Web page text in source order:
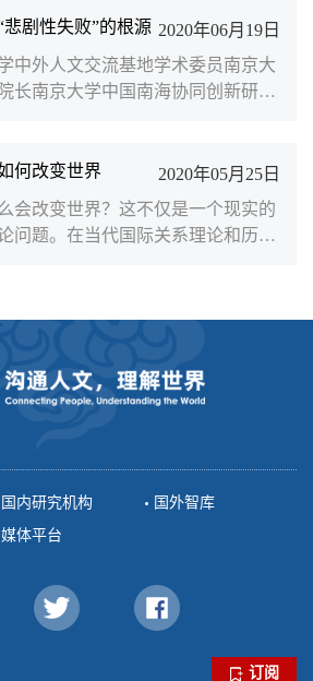
一场新的地区军事冲突。然而，西
忧虑并不取决于中国对外关系的话
中国对自身外交与国际行动的判断
系本身就是一种复杂的社会关系，
剧性失败”的根源 2020年06月19日
中外人文交流基地学术委员南京大
长南京大学中国南海协同创新研究
科学研究的普及以及制造业的高精
仍然是首屈一指的国家。然而，今
经济增长前景的潜在伤害，美国也
。日前，美国四任前总统奥巴马、
何改变世界
2020年05月25日
会改变世界？这不仅是一个现实的
问题。在当代国际关系理论和历史
灾难叙事，改变我们对世界政治的
。具体来说，新冠疫情正从以下四
国内研究机构
国外智库
媒体平台
订阅